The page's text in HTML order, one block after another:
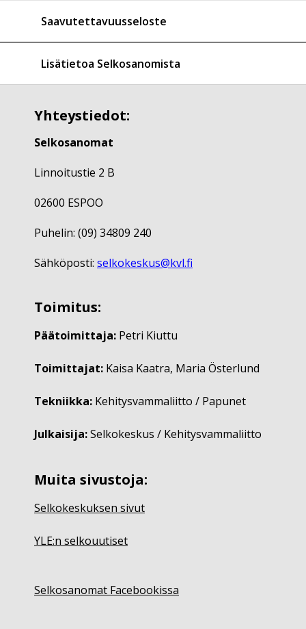
Saavutettavuusseloste
Lisätietoa Selkosanomista
Yhteystiedot:
Selkosanomat
Linnoitustie 2 B
02600 ESPOO
Puhelin: (09) 34809 240
Sähköposti: selkokeskus@kvl.fi
Toimitus:
Päätoimittaja: Petri Kiuttu
Toimittajat: Kaisa Kaatra, Maria Österlund
Tekniikka: Kehitysvammaliitto / Papunet
Julkaisija:Selkokeskus / Kehitysvammaliitto
Muita sivustoja:
Selkokeskuksen sivut
YLE:n selkouutiset
Selkosanomat Facebookissa